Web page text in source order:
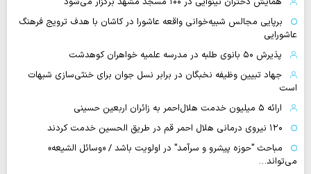
برپایی مجالس شبیه‌خوانی واقعه عاشورا در کاشان با هدف ترویج فرهنگ
عاشورایی
پذیرش ۵۰ بانوی طلبه در مدرسه علمیه خواهران کوهدشت
جهاد تبیین وظیفه نخبگان در برابر نسل جوان برای خنثی‌سازی شبهات
است
ارائه ۵ میلیون خدمت هلال‌احمر به زائران اربعین حسینی
۱۲۰ نیروی درمانی هلال احمر قم در طریق الحسین خدمت کردند
مباحث "حوزه پیشرو و سرآمد" در اولویت باشد / «وسائل الشیعه»
می‌تواند…